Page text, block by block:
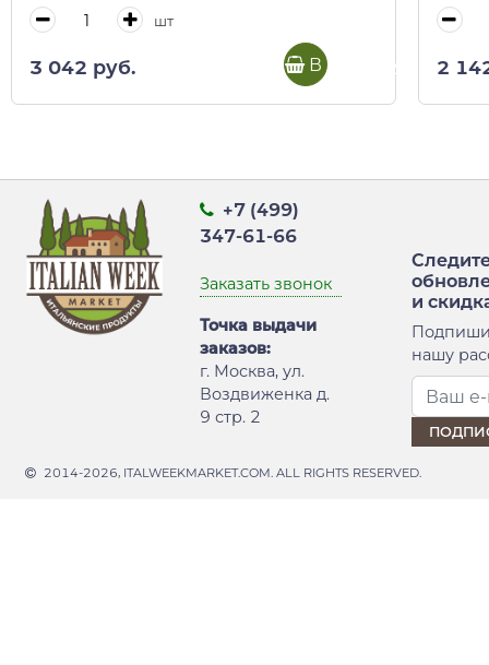
шт
3 042 руб. В корзину 2
+7 (499)
347-61-66
Заказать звонок
Точка выдачи
заказов:
г. Москва, ул.
Воздвиженка д.
9 стр. 2
и
нашу
2014-2026, ITALWEEKMARKET.COM. ALL RIGHTS RESERVED.